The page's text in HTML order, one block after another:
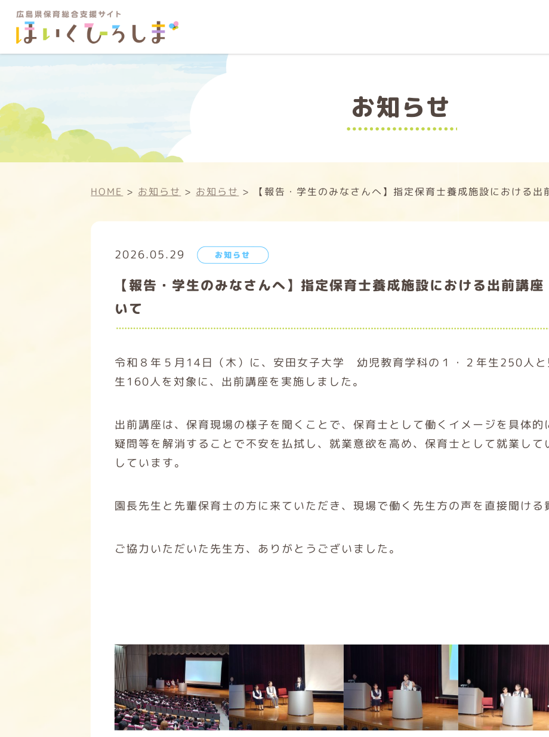
お知らせ
HOME > お知らせ > お知らせ > 【報告・学生のみなさんへ】指定保育士養成施設における
2026.05.29 お知らせ
【報告・学生のみなさんへ】指定保育士養成施設における出前講
いて
令和８年５月14日（木）に、安田女子大学 幼児教育学科の１・２年生250人と
生160人を対象に、出前講座を実施しました。
出前講座は、保育現場の様子を聞くことで、保育士として働くイメージを具体的
疑問等を解消することで不安を払拭し、就業意欲を高め、保育士として就業し
しています。
園長先生と先輩保育士の方に来ていただき、現場で働く先生方の声を直接聞ける
ご協力いただいた先生方、ありがとうございました。